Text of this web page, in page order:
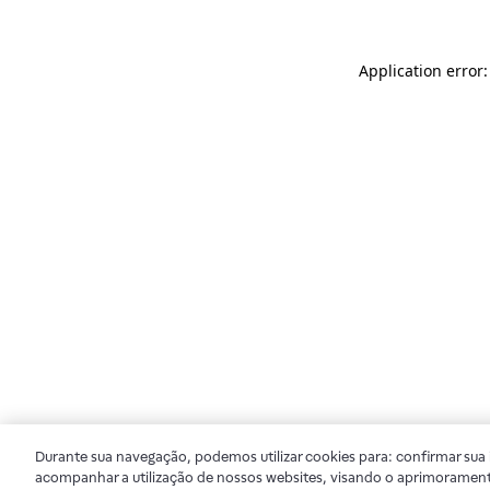
Application
Durante sua navegação, podemos utilizar cookies para: confirmar
acompanhar a utilização de nossos websites, visando o